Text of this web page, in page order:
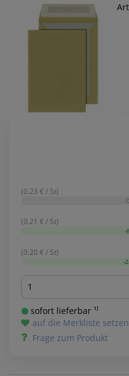
(0.23 € / St)
-
(0.21 € / St)
-
(0.20 € / St)
-
Menge
sofort lieferbar ¹⁾
auf die Merkliste setzen
Frage zum Produkt